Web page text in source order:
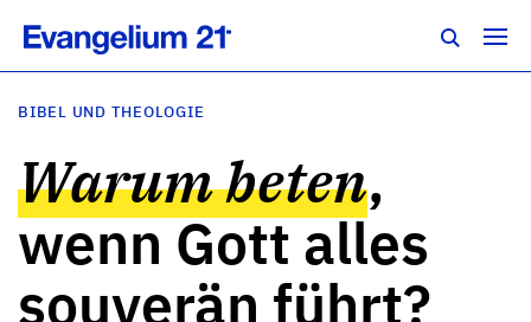
BIBEL UND THEOLOGIE
Warum beten,
wenn Gott alles
souverän führt?